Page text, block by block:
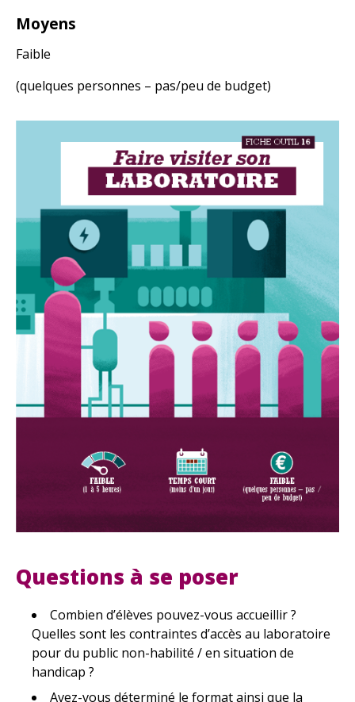
Moyens
Faible
(quelques personnes – pas/peu de budget)
Questions à se poser
Combien d’élèves pouvez-vous accueillir ?
Quelles sont les contraintes d’accès au laboratoire
pour du public non-habilité / en situation de
handicap ?
Avez-vous déterminé le format ainsi que la